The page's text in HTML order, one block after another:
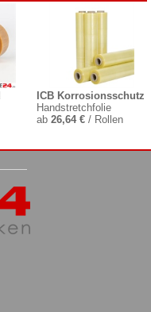
ICB Korrosionsschutz
Handstretchfolie
ab 26,64 €/ Rollen